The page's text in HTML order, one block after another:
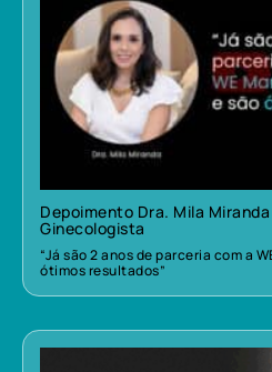
Depoimento Dra. Mila
Ginecologista
“Já são 2 anos de parceria com a
ótimos resultados”